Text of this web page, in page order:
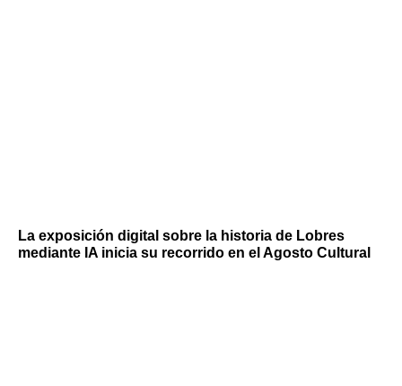
La exposición digital sobre la historia de Lobres
mediante IA inicia su recorrido en el Agosto Cultural